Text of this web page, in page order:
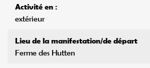
Activité en :
extérieur
Lieu de la manifestation/de départ
Ferme des Hutten